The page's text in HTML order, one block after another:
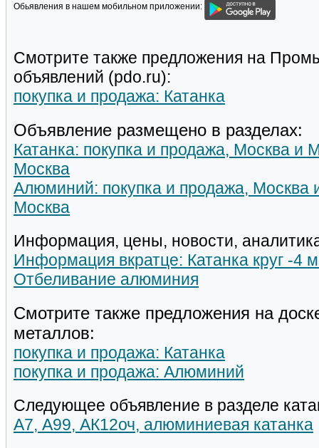
Обьявления в нашем мобильном приложении:
Смотрите также предложения на
объявлений (pdo.ru):
покупка и продажа: Катанка
Объявление размещено в разделах:
Катанка: покупка и продажа, Москва и
Москва
Алюминий: покупка и продажа, Москва
Москва
Информация, цены, новости,
Информация вкратце: Катанка круг -4
Отбеливание алюминия
Смотрите также предложения на
металлов:
покупка и продажа: Катанка
покупка и продажа: Алюминий
Следующее объявление в разделе
А7, А99, АК12оч, алюминиевая катанка